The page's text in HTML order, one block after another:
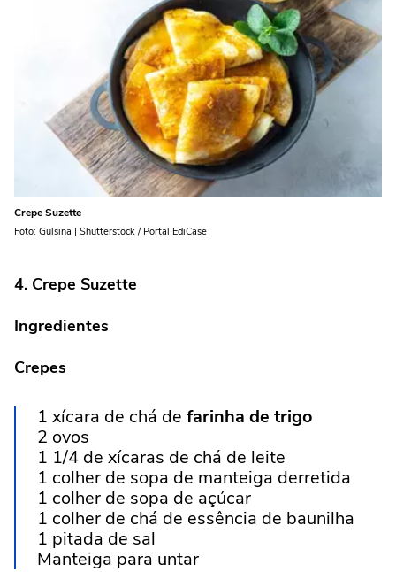
Crepe Suzette
Foto: Gulsina | Shutterstock / Portal EdiCase
4. Crepe Suzette
Ingredientes
Crepes
1 xícara de chá de farinha de trigo
2 ovos
1 1/4 de xícaras de chá de leite
1 colher de sopa de manteiga derretida
1 colher de sopa de açúcar
1 colher de chá de essência de baunilha
1 pitada de sal
Manteiga para untar